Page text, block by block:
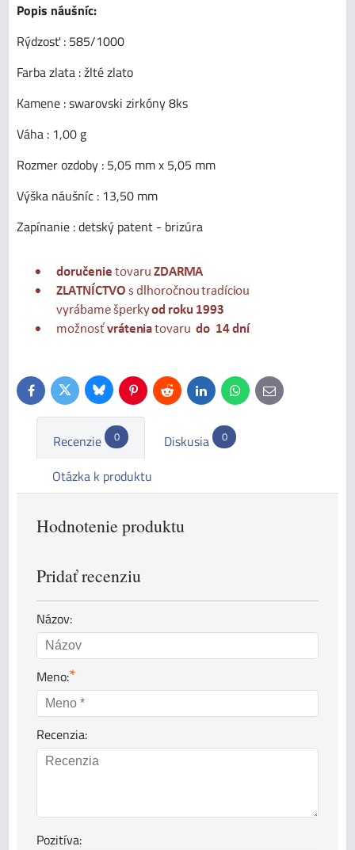
Popis náušníc:
Rýdzosť : 585/1000
Farba zlata : žlté zlato
Kamene : swarovski zirkóny 8ks
Váha : 1,00 g
Rozmer ozdoby : 5,05 mm x 5,05 mm
Výška náušníc : 13,50 mm
Zapínanie : detský patent - brizúra
FacebookTwitterBlueskyPinterestReddit LinkedInWhatsApp
E-
mail
Recenzie 0 Diskusia 0
Otázka k produktu
Hodnotenie produktu
Pridať recenziu
Názov:
Meno:*
Recenzia:
Pozitíva: